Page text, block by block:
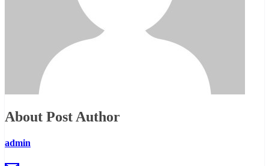
About Post Author
admin